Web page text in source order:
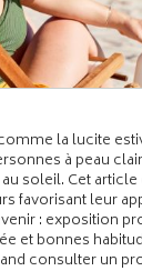
la lucite
à peau
soleil. Cet
favorisant leur
: exposition
et bonnes
consulter un